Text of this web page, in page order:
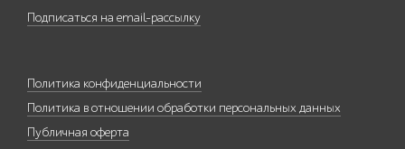
Подписаться на email-рассылку
Политика конфиденциальности
Политика в отношении обработки персональных данных
Публичная оферта